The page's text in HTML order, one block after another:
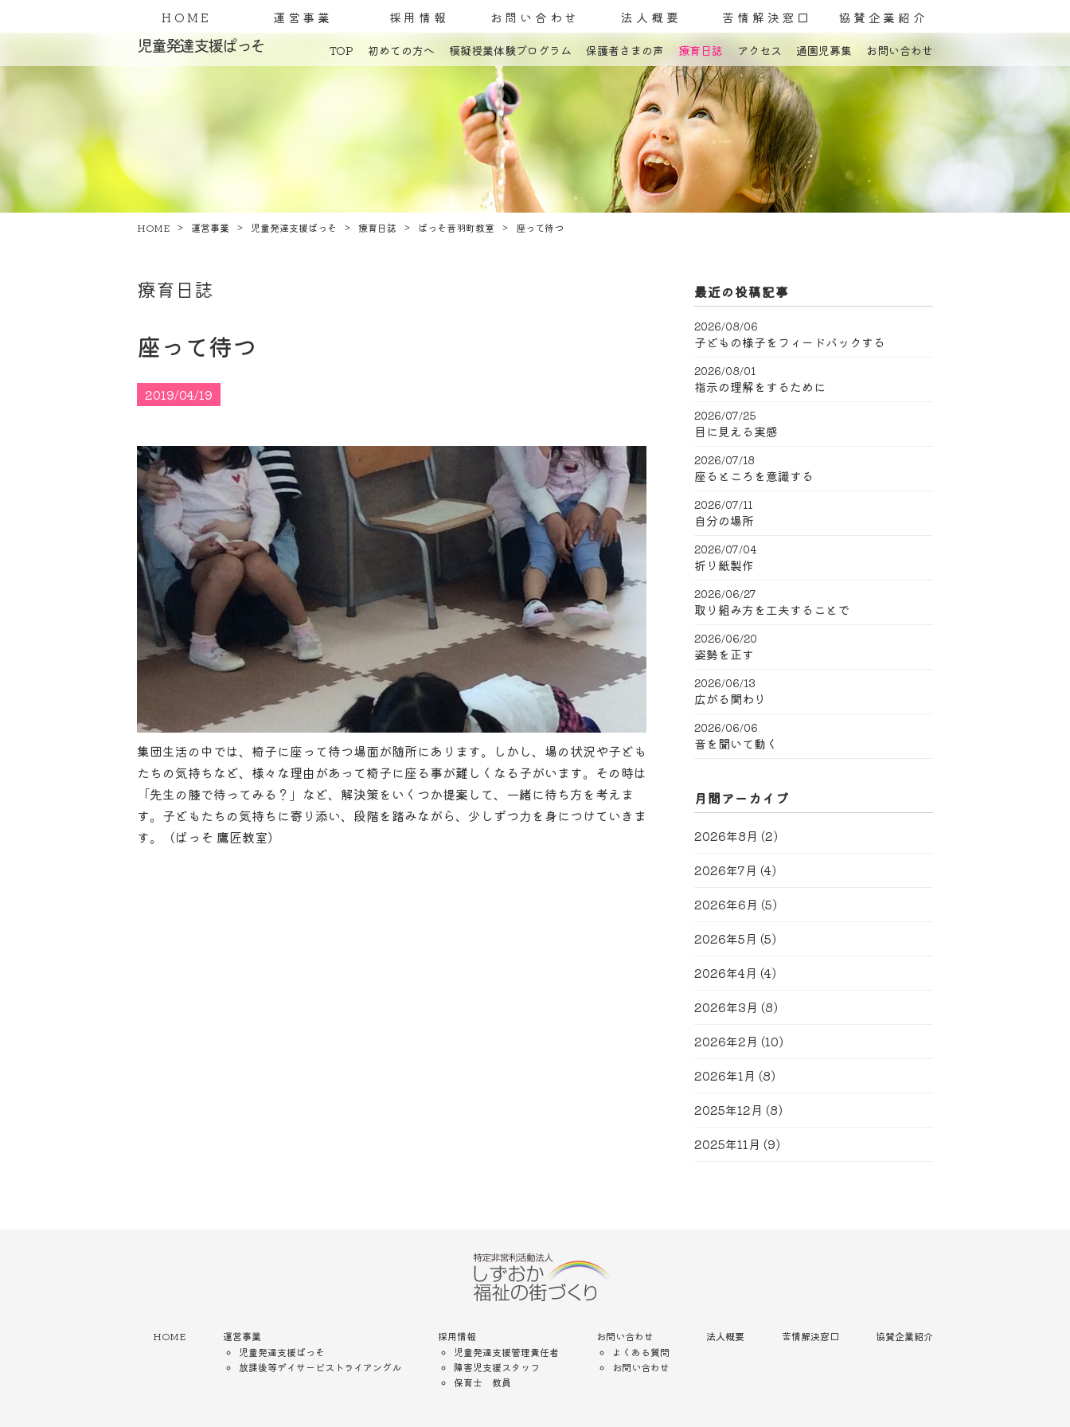
HOME 運営事業 採用情報 お問い合わせ 法人概要 苦情解決窓口 協賛企業紹介
児童発達支援ぱっそ TOP 初めての方へ 模擬授業体験プログラム 保護者さまの声 療育日誌 アクセス 通園児募集 お問い合わせ
よくある質問
お問い合わせ
HOME 運営事業 児童発達支援ぱっそ 療育日誌 ぱっそ音羽町教室 座って待つ
療育日誌
座って待つ
2019/04/19
集団生活の中では、椅子に座って待つ場面が随所にあります。しかし、場の状況や子ども
たちの気持ちなど、様々な理由があって椅子に座る事が難しくなる子がいます。その時は
「先生の膝で待ってみる？」など、解決策をいくつか提案して、一緒に待ち方を考えま
す。子どもたちの気持ちに寄り添い、段階を踏みながら、少しずつ力を身につけていきま
す。（ぱっそ 鷹匠教室）
最近の投稿記事
2026/08/06
子どもの様子をフィードバックする
2026/08/01
指示の理解をするために
2026/07/25
目に見える実感
2026/07/18
座るところを意識する
2026/07/11
自分の場所
2026/07/04
折り紙製作
2026/06/27
取り組み方を工夫することで
2026/06/20
姿勢を正す
2026/06/13
広がる関わり
2026/06/06
音を聞いて動く
月間アーカイブ
2026年8月 (2)
2026年7月 (4)
2026年6月 (5)
2026年5月 (5)
2026年4月 (4)
2026年3月 (8)
2026年2月 (10)
2026年1月 (8)
2025年12月 (8)
2025年11月 (9)
HOME
運営事業
児童発達支援ぱっそ
放課後等デイサービストライアングル
採用情報
児童発達支援管理責任者
障害児支援スタッフ
保育士 教員
お問い合わせ
よくある質問
お問い合わせ
法人概要 苦情解決窓口 協賛企業紹介